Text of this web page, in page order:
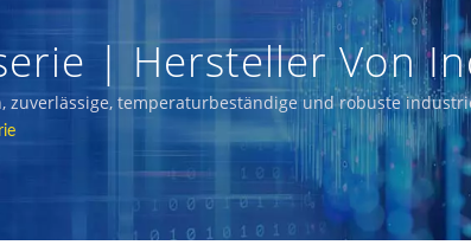
| Hersteller Von
zuverlässige, temperaturbeständige und robuste
umfasst L3/L2 verwaltete Switches, PoE-
Energieversorgungsunternehmen, Transport